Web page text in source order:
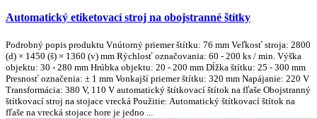
Automatický etiketovací stroj na obojstranné štítky
Podrobný popis produktu Vnútorný priemer štítku: 76 mm Veľkosť stroja: 2800
(d) × 1450 (š) × 1360 (v) mm Rýchlosť označovania: 60 - 200 ks / min. Výška
objektu: 30 - 280 mm Hrúbka objektu: 20 - 200 mm Dĺžka štítku: 25 - 300 mm
Presnosť označenia: ± 1 mm Vonkajší priemer štítku: 320 mm Napájanie: 220 V
Transformácia: 380 V, 110 V automatický štítkovací štítok na fľaše Obojstranný
štítkovací stroj na stojace vrecká Použitie: Automatický štítkovací štítok na
fľaše na vrecká stojace hore je jedno ...